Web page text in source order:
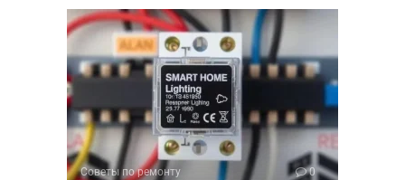
Советы по ремонту 0